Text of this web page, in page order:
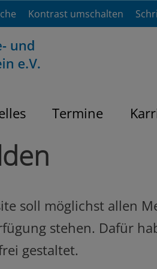
Kontrast umschalten
Termine
soll möglichst allen
stehen. Dafür
gestaltet.